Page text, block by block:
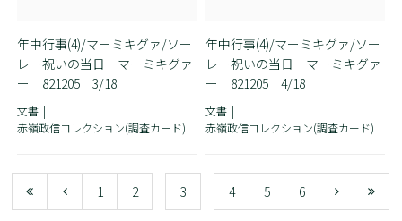
年中行事(4)/マーミキグァ/ソー
レー祝いの当日 マーミキグァ
ー 821205 3/18
文書
赤嶺政信コレクション(調査カード)
年中行事(4)/マーミキグァ/ソー
レー祝いの当日 マーミキグァ
ー 821205 4/18
文書
赤嶺政信コレクション(調査カード)
1 2 3 4 5 6